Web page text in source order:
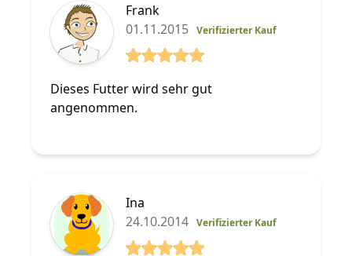
Frank
01.11.2015 Verifizierter Kauf
Dieses Futter wird sehr gut
angenommen.
Ina
24.10.2014 Verifizierter Kauf